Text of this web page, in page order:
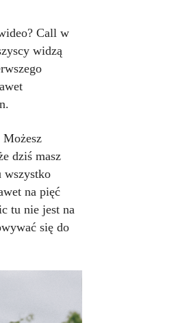
Call w
widzą
dziś masz
wszystko
na pięć
tu nie jest na
się do